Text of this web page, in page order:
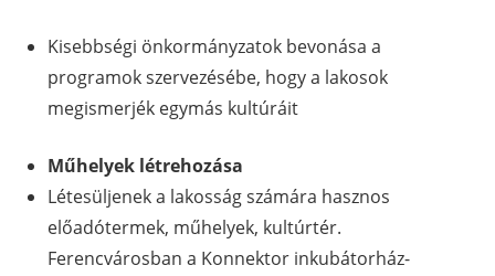
Kisebbségi önkormányzatok bevonása a
programok szervezésébe, hogy a lakosok
megismerjék egymás kultúráit
Műhelyek létrehozása
Létesüljenek a lakosság számára hasznos
előadótermek, műhelyek, kultúrtér.
Ferencvárosban a Konnektor inkubátorház-